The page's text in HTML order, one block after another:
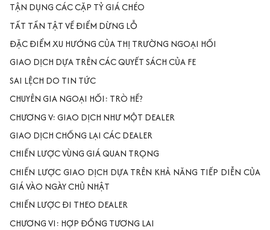
TẬN DỤNG CÁC CẶP TỶ GIÁ CHÉO
TẤT TẦN TẬT VỀ ĐIỂM DỪNG LỖ
ĐẶC ĐIỂM XU HƯỚNG CỦA THỊ TRƯỜNG NGOẠI HỐI
GIAO DỊCH DỰA TRÊN CÁC QUYẾT SÁCH CỦA FE
SAI LỆCH DO TIN TỨC
CHUYÊN GIA NGOẠI HỐI: TRÒ HỀ?
CHƯƠNG V: GIAO DỊCH NHƯ MỘT DEALER
GIAO DỊCH CHỐNG LẠI CÁC DEALER
CHIẾN LƯỢC VÙNG GIÁ QUAN TRỌNG
CHIẾN LƯỢC GIAO DỊCH DỰA TRÊN KHẢ NĂNG TIẾP DIỄN CỦA
GIÁ VÀO NGÀY CHỦ NHẬT
CHIẾN LƯỢC ĐI THEO DEALER
CHƯƠNG VI: HỢP ĐỒNG TƯƠNG LAI